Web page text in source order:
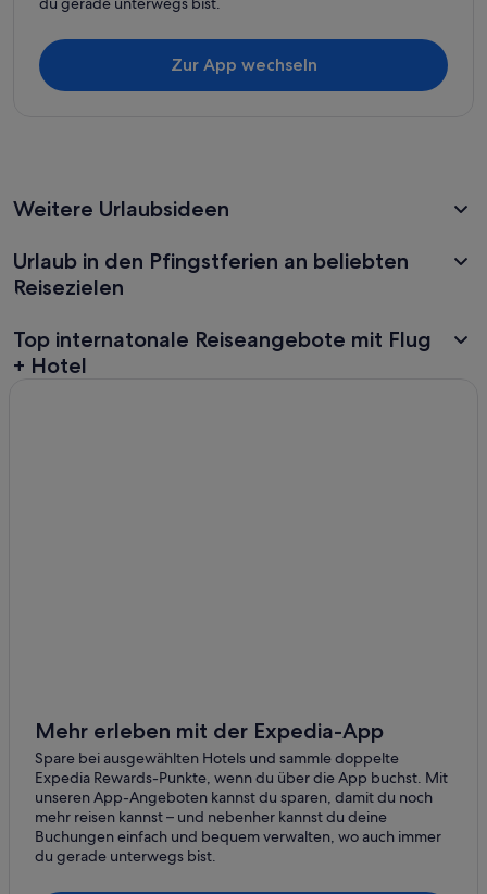
Zur App wechseln
Weitere Urlaubsideen
Urlaub in den Pfingstferien an beliebten
Reisezielen
Top internatonale Reiseangebote mit Flug
+ Hotel
Mehr erleben mit der Expedia-App
Spare bei ausgewählten Hotels und sammle doppelte
Expedia Rewards-Punkte, wenn du über die App buchst. Mit
unseren App-Angeboten kannst du sparen, damit du noch
mehr reisen kannst – und nebenher kannst du deine
Buchungen einfach und bequem verwalten, wo auch immer
du gerade unterwegs bist.